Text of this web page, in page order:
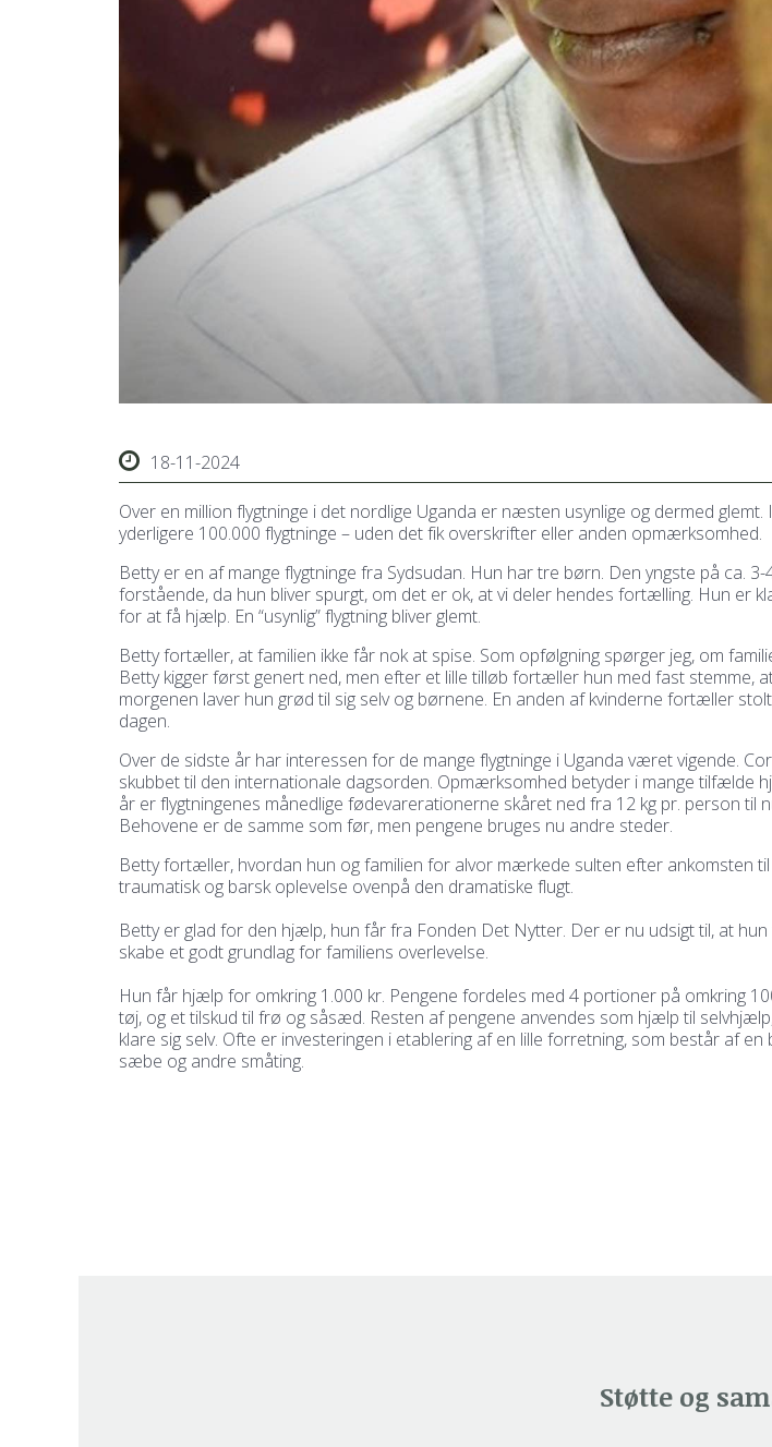
18-11-2024
Over en million flygtninge i det nordlige Uganda er næsten usynlige og dermed
yderligere 100.000 flygtninge – uden det fik overskrifter eller anden opmærksomhed.
Betty er en af mange flygtninge fra Sydsudan. Hun har tre børn. Den yngste på ca.
forstående, da hun bliver spurgt, om det er ok, at vi deler hendes fortælling. Hun er
for at få hjælp. En “usynlig” flygtning bliver glemt.
Betty fortæller, at familien ikke får nok at spise. Som opfølgning spørger jeg, om
Betty kigger først genert ned, men efter et lille tilløb fortæller hun med fast stemme,
morgenen laver hun grød til sig selv og børnene. En anden af kvinderne fortæller
dagen.
Over de sidste år har interessen for de mange flygtninge i Uganda været vigende.
skubbet til den internationale dagsorden. Opmærksomhed betyder i mange tilfælde
år er flygtningenes månedlige fødevarerationerne skåret ned fra 12 kg pr. person til
Behovene er de samme som før, men pengene bruges nu andre steder.
Betty fortæller, hvordan hun og familien for alvor mærkede sulten efter ankomsten
traumatisk og barsk oplevelse ovenpå den dramatiske flugt.
Betty er glad for den hjælp, hun får fra Fonden Det Nytter. Der er nu udsigt til, at
skabe et godt grundlag for familiens overlevelse.
Hun får hjælp for omkring 1.000 kr. Pengene fordeles med 4 portioner på omkring
tøj, og et tilskud til frø og såsæd. Resten af pengene anvendes som hjælp til
klare sig selv. Ofte er investeringen i etablering af en lille forretning, som består af
sæbe og andre småting.
Støtte og